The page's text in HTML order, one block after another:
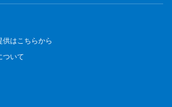
供はこちらから
ついて